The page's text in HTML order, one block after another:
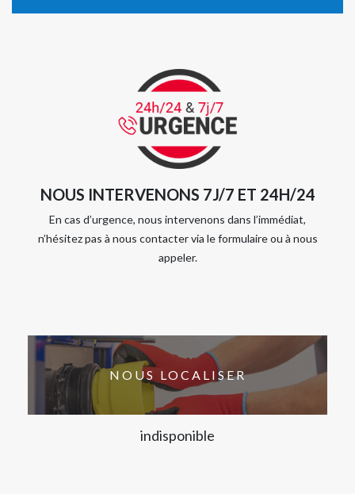
NOUS INTERVENONS 7J/7 ET 24H/24
En cas d’urgence, nous intervenons dans l’immédiat,
n’hésitez pas à nous contacter via le formulaire ou à nous
appeler.
NOUS LOCALISER
indisponible